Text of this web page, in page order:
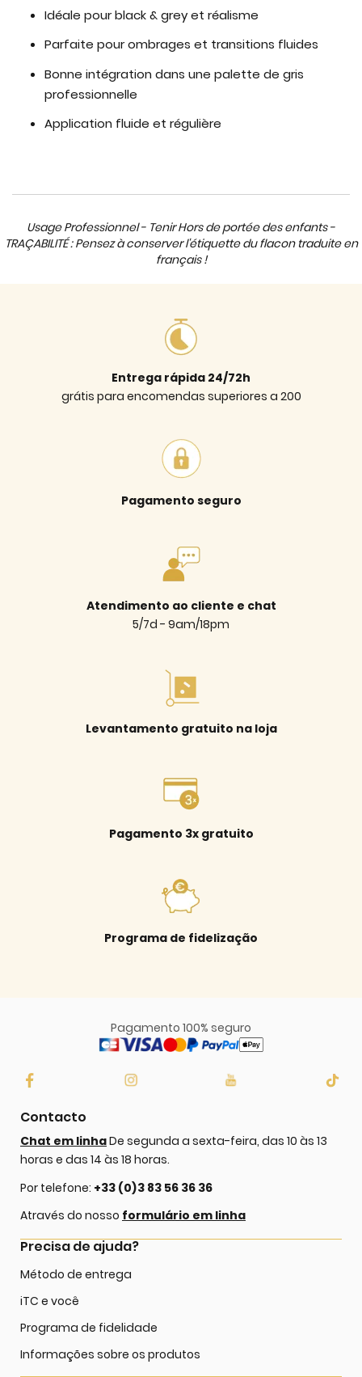
Idéale pour black & grey et réalisme
Parfaite pour ombrages et transitions fluides
Bonne intégration dans une palette de gris
professionnelle
Application fluide et régulière
Usage Professionnel - Tenir Hors de portée des enfants -
TRAÇABILITÉ : Pensez à conserver l'étiquette du flacon traduite en
français !
Entrega rápida 24/72h
grátis para encomendas superiores a 200
Pagamento seguro
Atendimento ao cliente e chat
5/7d - 9am/18pm
Levantamento gratuito na loja
Pagamento 3x gratuito
Programa de fidelização
Pagamento 100% seguro
Contacto
Chat em linhaDe segunda a sexta-feira, das 10 às 13
horas e das 14 às 18 horas.
Por telefone: +33 (0)3 83 56 36 36
Através do nosso formulário em linha
Precisa de ajuda?
Método de entrega
iTC e você
Programa de fidelidade
Informações sobre os produtos